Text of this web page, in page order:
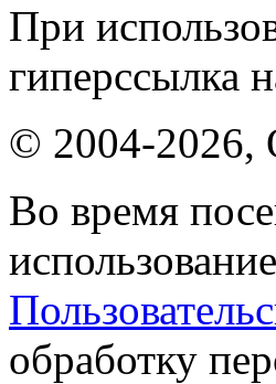
При
гиперссылка
© 2004-2026,
Во время
обработку